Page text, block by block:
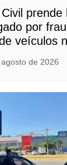
prende
por
veículos
de 2026